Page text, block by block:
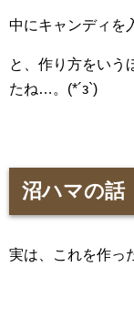
中にキャンディを
と、作り方をいう
たね…。(*´з`)
沼ハマの話
実は、これを作っ